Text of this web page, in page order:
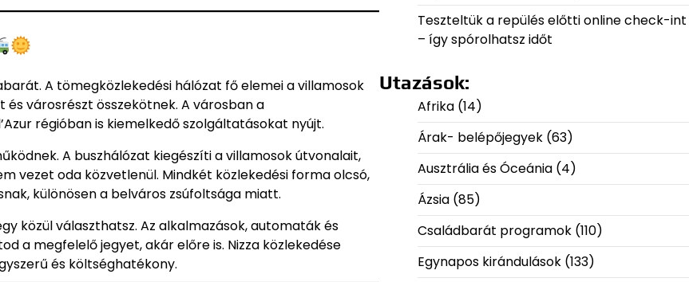
A tömegközlekedési hálózat fő elemei a villamosok
városrészt összekötnek. A városban a
régióban is kiemelkedő szolgáltatásokat nyújt.
A buszhálózat kiegészíti a villamosok útvonalait,
vezet oda közvetlenül. Mindkét közlekedési forma olcsó,
különösen a belváros zsúfoltsága miatt.
közül választhatsz. Az alkalmazások, automaták és
a megfelelő jegyet, akár előre is. Nizza közlekedése
és költséghatékony.
Teszteltük a repülés előtti online check-int
– így spórolhatsz időt
Utazások:
Afrika(14)
Árak- belépőjegyek(63)
Ausztrália és Óceánia(4)
Ázsia(85)
Családbarát programok(110)
Egynapos kirándulások(133)